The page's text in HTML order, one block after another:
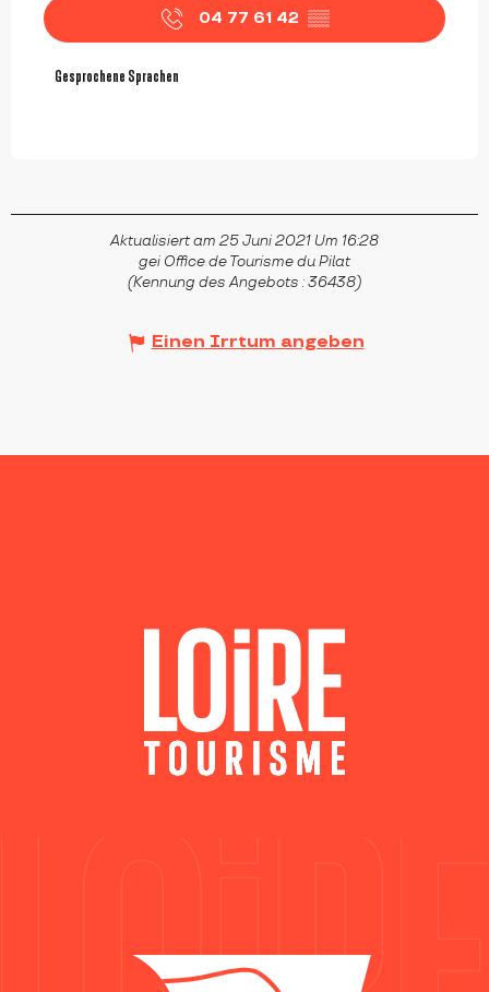
04 77 61 42 ▒▒
Gesprochene Sprachen
Gesprochene Sprachen
Aktualisiert am 25 Juni 2021 Um 16:28
gei Office de Tourisme du Pilat
(Kennung des Angebots :36438)
Einen Irrtum angeben